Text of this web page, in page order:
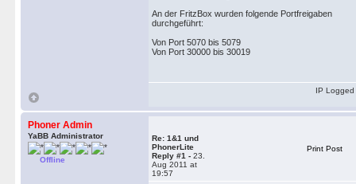
An der FritzBox wurden folgende Portfreigaben
durchgeführt:
Von Port 5070 bis 5079
Von Port 30000 bis 30019
IP Logged
Phoner Admin
YaBB Administrator
Offline
Re: 1&1 und
PhonerLite
Reply #1 - 23.
Aug 2011 at
19:57
Print Post